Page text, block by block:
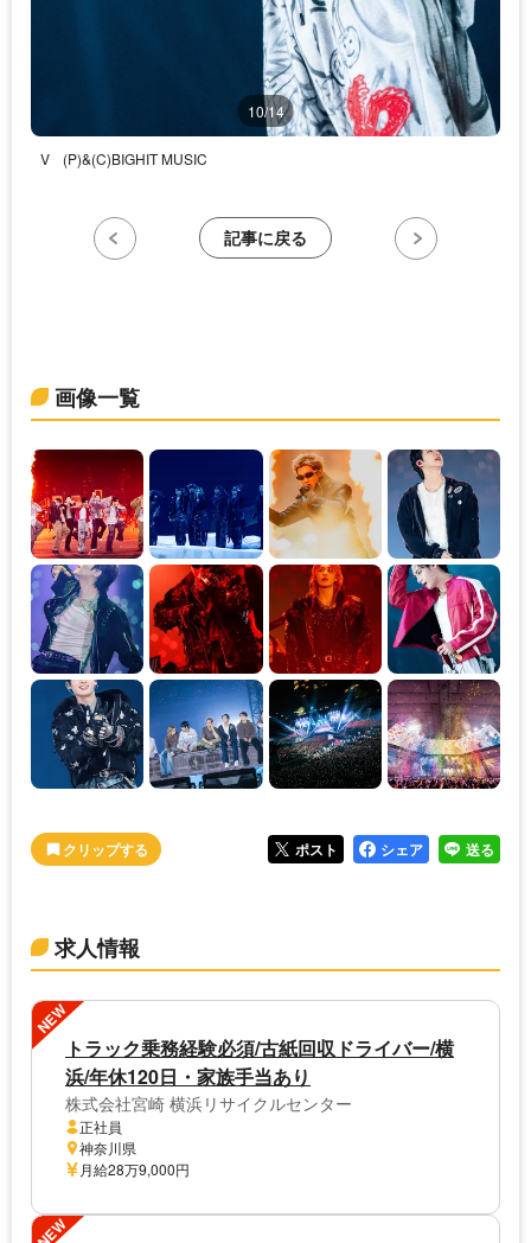
10/14
V (P)&(C)BIGHIT MUSIC
記事に戻る
画像一覧
ポスト シェア 送る
求人情報
NEW
トラック乗務経験必須/古紙回収ドライバー/横
浜/年休120日・家族手当あり
株式会社宮崎 横浜リサイクルセンター
正社員
神奈川県
月給28万9,000円
NEW